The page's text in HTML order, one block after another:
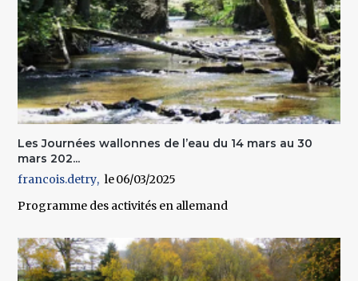
Les Journées wallonnes de l’eau du 14 mars au 30
mars 202...
francois.detry
06/03/2025
Programme des activités en allemand